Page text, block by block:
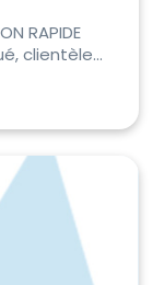
RAPIDE
clientèle